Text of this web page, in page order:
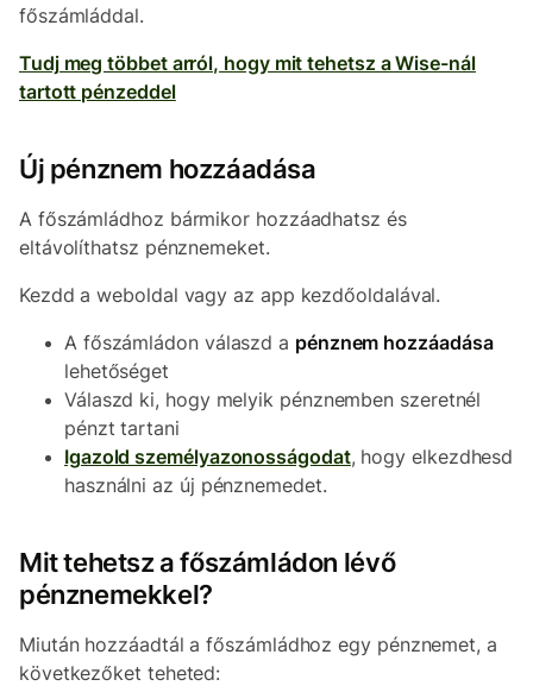
főszámláddal.
Tudj meg többet arról, hogy mit tehetsz a Wise-nál
tartott pénzeddel
Új pénznem hozzáadása
A főszámládhoz bármikor hozzáadhatsz és
eltávolíthatsz pénznemeket.
Kezdd a weboldal vagy az app kezdőoldalával.
A főszámládon válaszd a pénznem hozzáadása
lehetőséget
Válaszd ki, hogy melyik pénznemben szeretnél
pénzt tartani
Igazold személyazonosságodat, hogy elkezdhesd
használni az új pénznemedet.
Mit tehetsz a főszámládon lévő
pénznemekkel?
Miután hozzáadtál a főszámládhoz egy pénznemet, a
következőket teheted: